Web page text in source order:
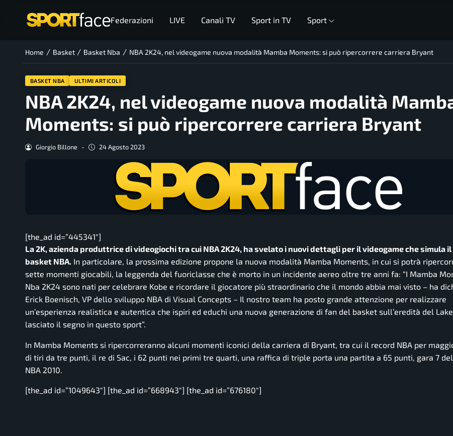
Federazioni LIVE Canali TV Sport in TV Sport
Home / Basket / Basket Nba / NBA 2K24, nel videogame nuova modalità Mamba Moments: si può ripercorrere carriera Bryant
BASKET NBA ULTIMI ARTICOLI
NBA 2K24, nel videogame nuova modalità
Moments: si può ripercorrere carriera Bryant
Giorgio Billone - 24 Agosto 2023
[the_ad id=”445341″]
La 2K, azienda produttrice di videogiochi tra cui NBA 2K24, ha svelato i nuovi dettagli per il videogame che simula il
basket NBA. In particolare, la prossima edizione propone la nuova modalità Mamba Moments, in cui si potrà
sette momenti giocabili, la leggenda del fuoriclasse che è morto in un incidente aereo oltre tre anni fa: “I Mamba
Nba 2K24 sono nati per celebrare Kobe e ricordare il giocatore più straordinario che il mondo abbia mai visto – ha
Erick Boenisch, VP dello sviluppo NBA di Visual Concepts – Il nostro team ha posto grande attenzione per realizzare
un’esperienza realistica e autentica che ispiri ed educhi una nuova generazione di fan del basket sull’eredità del
lasciato il segno in questo sport”.
In Mamba Moments si ripercorreranno alcuni momenti iconici della carriera di Bryant, tra cui il record NBA per
di tiri da tre punti, il re di Sac, i 62 punti nei primi tre quarti, una raffica di triple porta una partita a 65 punti, gara 7
NBA 2010.
[the_ad id=”1049643″] [the_ad id=”668943″] [the_ad id=”676180″]